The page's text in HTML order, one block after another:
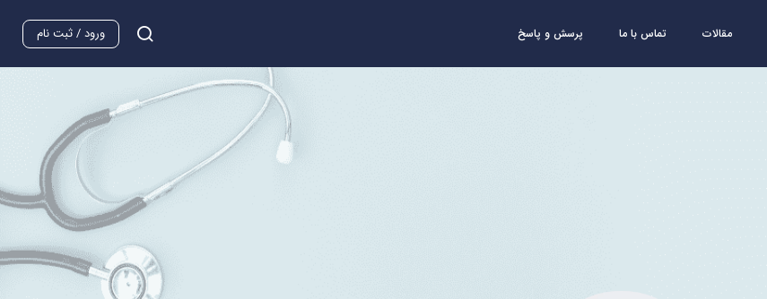
مقالات تماس با ما پرسش و پاسخ ورود / ثبت نام